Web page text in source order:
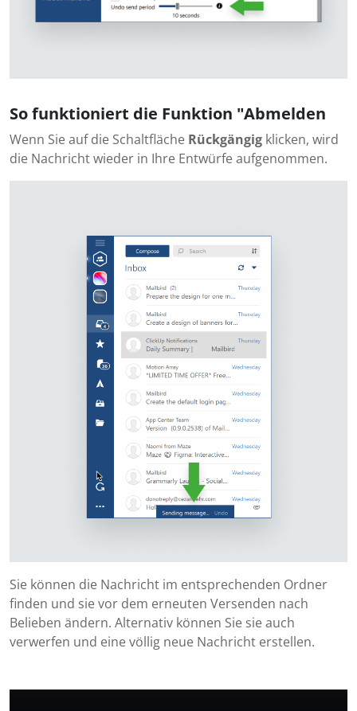
So funktioniert die Funktion "Abmelden
Wenn Sie auf die Schaltfläche Rückgängig klicken, wird
die Nachricht wieder in Ihre Entwürfe aufgenommen.
Sie können die Nachricht im entsprechenden Ordner
finden und sie vor dem erneuten Versenden nach
Belieben ändern. Alternativ können Sie sie auch
verwerfen und eine völlig neue Nachricht erstellen.